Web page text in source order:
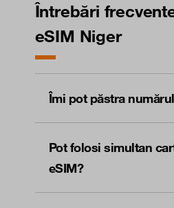
Întrebări
eSIM Niger
Îmi pot păstra
Pot folosi simultan
eSIM?